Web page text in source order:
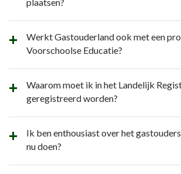
Werkt Gastouderland ook met een
Voorschoolse Educatie?
Waarom moet ik in het Landelijk
geregistreerd worden?
Ik ben enthousiast over het
nu doen?